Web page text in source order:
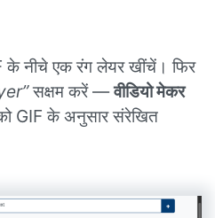
के नीचे एक रंग लेयर खींचें। फिर
सक्षम करें —वीडियो मेकर
GIF के अनुसार संरेखित